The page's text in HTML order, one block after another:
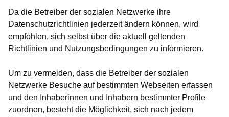
Da die Betreiber der sozialen Netzwerke ihre
Datenschutzrichtlinien jederzeit ändern können, wird
empfohlen, sich selbst über die aktuell geltenden
Richtlinien und Nutzungsbedingungen zu informieren.
Um zu vermeiden, dass die Betreiber der sozialen
Netzwerke Besuche auf bestimmten Webseiten erfassen
und den Inhaberinnen und Inhabern bestimmter Profile
zuordnen, besteht die Möglichkeit, sich nach jedem